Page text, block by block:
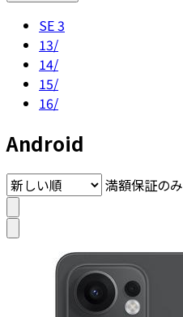
SE 3
13/
14/
15/
16/
Android
満額保証のみ